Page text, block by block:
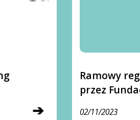
➔
Ramowy
przez
02/11/2023